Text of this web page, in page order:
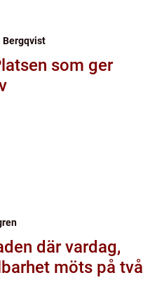
Bergqvist
som ger
möts på två